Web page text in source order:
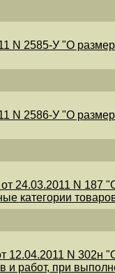
N 2585-У "О
N 2586-У "О
24.03.2011 N 187
категории
12.04.2011 N 302н
и работ, при